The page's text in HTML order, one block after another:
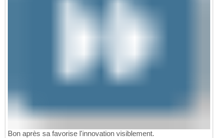
Bon après sa favorise l'innovation visiblement.